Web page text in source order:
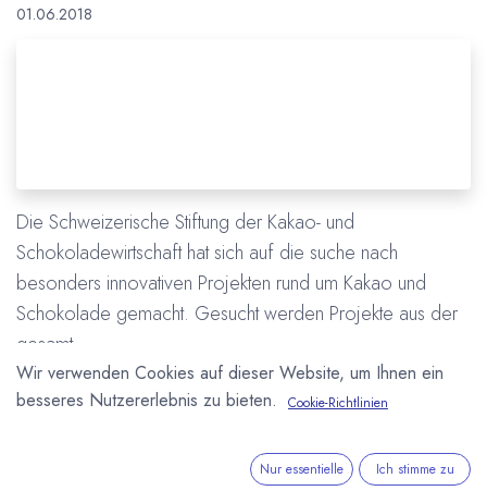
01.06.2018
Die Schweizerische Stiftung der Kakao- und
Schokoladewirtschaft hat sich auf die suche nach
besonders innovativen Projekten rund um Kakao und
Schokolade gemacht. Gesucht werden Projekte aus der
gesamt...
Schweiz
Schweizerische Stiftung der Kakao- und Schokoladewirtschaft
Wir verwenden Cookies auf dieser Website, um Ihnen ein
besseres Nutzererlebnis zu bieten.
Cookie-Richtlinien
Nur essentielle Ich stimme zu